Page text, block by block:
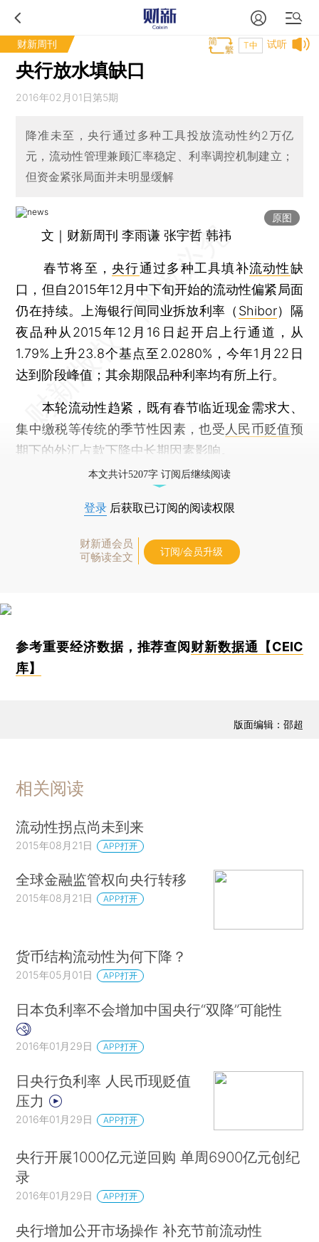
财新周刊 试听
T中
央行放水填缺口
2016年02月01日第5期
降准未至，央行通过多种工具投放流动性约2万亿
元，流动性管理兼顾汇率稳定、利率调控机制建立；
但资金紧张局面并未明显缓解
原图
文｜财新周刊 李雨谦 张宇哲 韩祎
春节将至，央行通过多种工具填补流动性缺
口，但自2015年12月中下旬开始的流动性偏紧局面
仍在持续。上海银行间同业拆放利率（ Shibor）隔
夜品种从2015年12月16日起开启上行通道，从
1.79%上升23.8个基点至2.0280%，今年1月22日
达到阶段峰值；其余期限品种利率均有所上行。
本轮流动性趋紧，既有春节临近现金需求大、
集中缴税等传统的季节性因素，也受 人民币贬值预
期下的外汇占款下降中长期因素影响。
本文共计5207字 订阅后继续阅读
登录 后获取已订阅的阅读权限
财新通会员
可畅读全文
订阅/会员升级
参考重要经济数据，推荐查阅 财新数据通【CEIC
库】
版面编辑：邵超
相关阅读
流动性拐点尚未到来
2015年08月21日 APP打开
全球金融监管权向央行转移
2015年08月21日 APP打开
货币结构流动性为何下降？
2015年05月01日 APP打开
日本负利率不会增加中国央行“双降”可能性
2016年01月29日 APP打开
日央行负利率 人民币现贬值
压力
2016年01月29日 APP打开
央行开展1000亿元逆回购 单周6900亿元创纪
录
2016年01月29日 APP打开
央行增加公开市场操作 补充节前流动性